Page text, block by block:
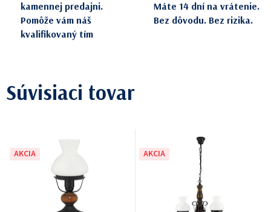
kamennej predajni.
Pomôže vám náš
kvalifikovaný tím
Máte 14 dní na vrátenie.
Bez dôvodu. Bez rizika.
Súvisiaci tovar
AKCIA AKCIA